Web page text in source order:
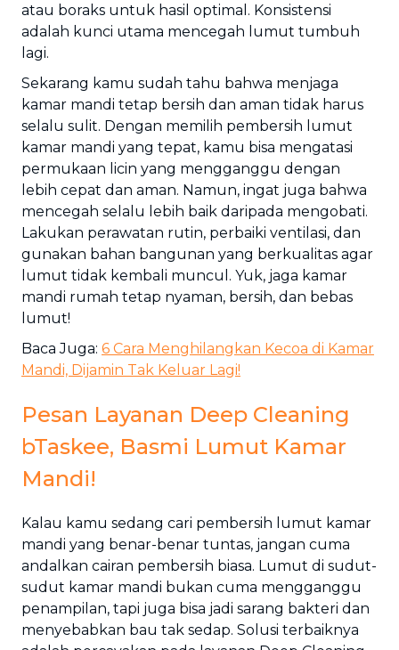
atau boraks untuk hasil optimal. Konsistensi
adalah kunci utama mencegah lumut tumbuh
lagi.
Sekarang kamu sudah tahu bahwa menjaga
kamar mandi tetap bersih dan aman tidak harus
selalu sulit. Dengan memilih pembersih lumut
kamar mandi yang tepat, kamu bisa mengatasi
permukaan licin yang mengganggu dengan
lebih cepat dan aman. Namun, ingat juga bahwa
mencegah selalu lebih baik daripada mengobati.
Lakukan perawatan rutin, perbaiki ventilasi, dan
gunakan bahan bangunan yang berkualitas agar
lumut tidak kembali muncul. Yuk, jaga kamar
mandi rumah tetap nyaman, bersih, dan bebas
lumut!
Baca Juga: 6 Cara Menghilangkan Kecoa di Kamar
Mandi, Dijamin Tak Keluar Lagi!
Pesan Layanan Deep Cleaning
bTaskee, Basmi Lumut Kamar
Mandi!
Kalau kamu sedang cari pembersih lumut kamar
mandi yang benar-benar tuntas, jangan cuma
andalkan cairan pembersih biasa. Lumut di sudut-
sudut kamar mandi bukan cuma mengganggu
penampilan, tapi juga bisa jadi sarang bakteri dan
menyebabkan bau tak sedap. Solusi terbaiknya